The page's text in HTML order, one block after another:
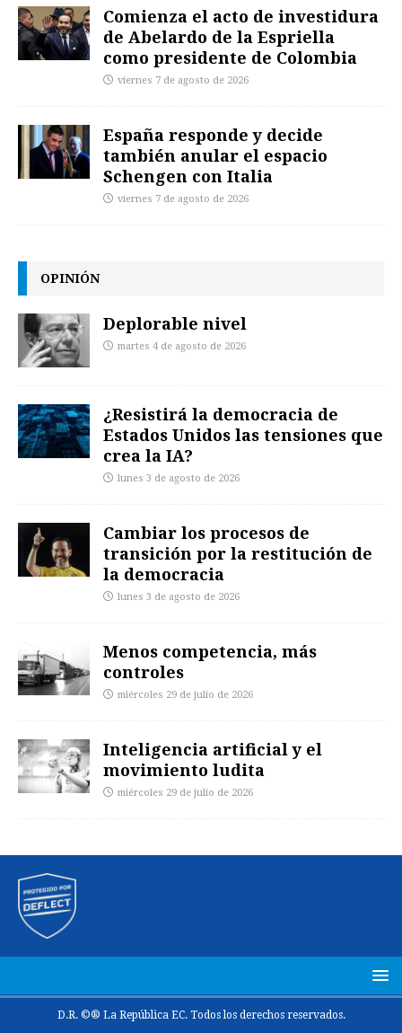
Comienza el acto de investidura
de Abelardo de la Espriella
como presidente de Colombia
viernes 7 de agosto de 2026
España responde y decide
también anular el espacio
Schengen con Italia
viernes 7 de agosto de 2026
OPINIÓN
Deplorable nivel
martes 4 de agosto de 2026
¿Resistirá la democracia de
Estados Unidos las tensiones que
crea la IA?
lunes 3 de agosto de 2026
Cambiar los procesos de
transición por la restitución de
la democracia
lunes 3 de agosto de 2026
Menos competencia, más
controles
miércoles 29 de julio de 2026
Inteligencia artificial y el
movimiento ludita
miércoles 29 de julio de 2026
D.R. ©® La República EC. Todos los derechos reservados.